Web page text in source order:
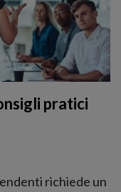
pratici
richiede un